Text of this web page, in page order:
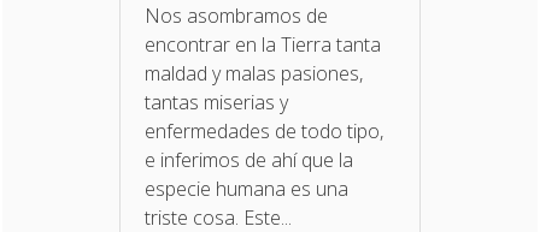
Nos asombramos de
encontrar en la Tierra tanta
maldad y malas pasiones,
tantas miserias y
enfermedades de todo tipo,
e inferimos de ahí que la
especie humana es una
triste cosa. Este...